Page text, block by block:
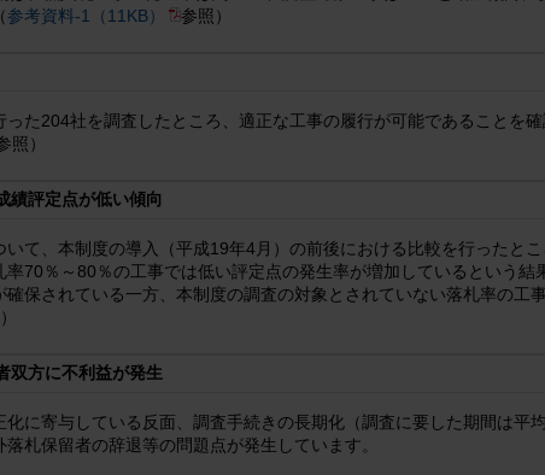
参考資料-1（11KB） 参照）
た204社を調査したところ、適正な工事の履行が可能であることを
照）
績評定点が低い傾向
て、本制度の導入（平成19年4月）の前後における比較を行ったと
70％～80％の工事では低い評定点の発生率が増加しているという結
保されている一方、本制度の調査の対象とされていない落札率の工
双方に不利益が発生
に寄与している反面、調査手続きの長期化（調査に要した期間は平
札保留者の辞退等の問題点が発生しています。